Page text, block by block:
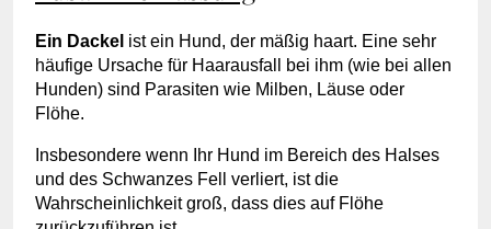
Ein Dackel ist ein Hund, der mäßig haart. Eine sehr
häufige Ursache für Haarausfall bei ihm (wie bei allen
Hunden) sind Parasiten wie Milben, Läuse oder
Flöhe.
Insbesondere wenn Ihr Hund im Bereich des Halses
und des Schwanzes Fell verliert, ist die
Wahrscheinlichkeit groß, dass dies auf Flöhe